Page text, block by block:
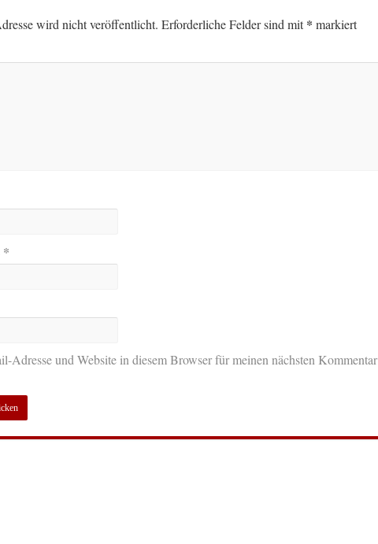
wird nicht veröffentlicht. Erforderliche Felder sind mit* markiert
*
Adresse und Website in diesem Browser für meinen nächsten Kommentar